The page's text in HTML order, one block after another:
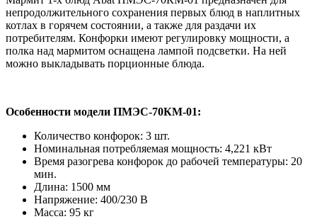
непродолжительного сохранения первых блюд в наплитных
котлах в горячем состоянии, а также для раздачи их
потребителям. Конфорки имеют регулировку мощности, а
полка над мармитом оснащена лампой подсветки. На ней
можно выкладывать порционные блюда.
Особенности модели ПМЭС-70КМ-01:
Количество конфорок: 3 шт.
Номинальная потребляемая мощность: 4,221 кВт
Время разогрева конфорок до рабочей температуры: 20
мин.
Длина: 1500 мм
Напряжение: 400/230 В
Масса: 95 кг